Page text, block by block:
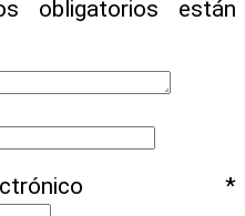
obligatorios están
*